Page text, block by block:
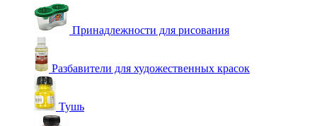
Принадлежности для рисования
Разбавители для художественных красок
Тушь